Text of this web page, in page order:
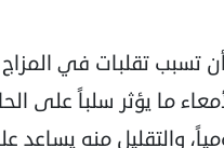
تسبب تقلبات في
ما يؤثر سلباً على
يومياً، والتقليل منه